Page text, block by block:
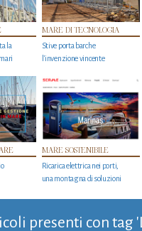
la
MARE DI TECNOLOGIA
Stive porta barche
l'invenzione vincente
MARE SOSTENIBILE
Ricarica elettrica nei porti,
una montagna di soluzioni
presenti con tag